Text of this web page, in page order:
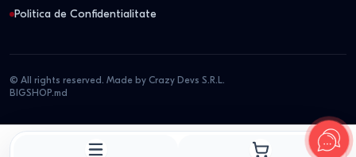
Politica de Confidentialitate
© All rights reserved. Made by Crazy Devs S.R.L.
BIGSHOP.md